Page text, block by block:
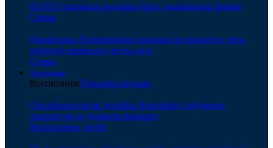
В РПЦ призвали женщин быть домашними феями
Семья
Цымбалюк-Романовская показала подросшую дочь,
которую назвала в честь отца
Семья
Воспитание
ВоспитаниеПоказать больше
Онлайн-колледж дизайна Фоксфорд: обучение
творчеству в удобном формате
Воспитание детей